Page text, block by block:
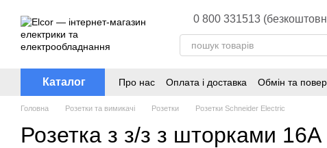
0 800 331513
Каталог Про нас Оплата і доставка Обмін та
Головна Розетки та вимикачі Розетки Розетки Schneider Electric
Розетка з з/з з шторками